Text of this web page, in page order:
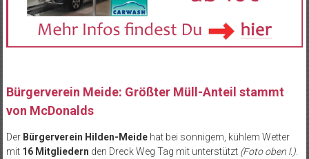
Bürgerverein Meide: Größter Müll-Anteil stammt
von McDonalds
Der Bürgerverein Hilden-Meidehat bei sonnigem, kühlem Wetter
mit 16 Mitgliedern den Dreck Weg Tag mit unterstützt (Foto oben l.).